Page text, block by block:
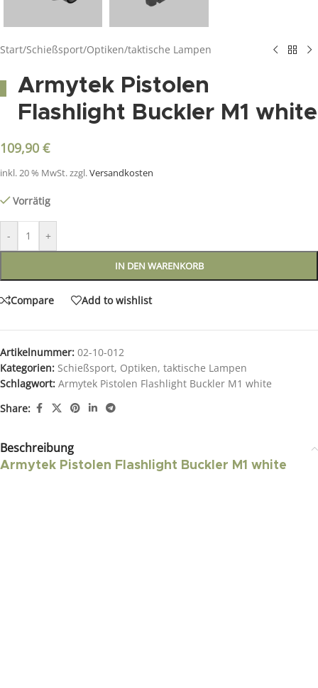
Start/Schießsport/Optiken/taktische Lampen
Armytek Pistolen
Flashlight Buckler M1 white
109,90 €
inkl. 20 % MwSt.zzgl.Versandkosten
Vorrätig
- +
IN DEN WARENKORB
Compare Add to wishlist
Artikelnummer: 02-10-012
Kategorien: Schießsport, Optiken, taktische Lampen
Schlagwort: Armytek Pistolen Flashlight Buckler M1 white
Share:
Beschreibung
Armytek Pistolen Flashlight Buckler M1 white